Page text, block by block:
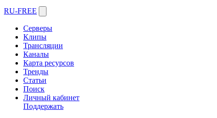
RU-FREE
Серверы
Клипы
Трансляции
Каналы
Карта ресурсов
Тренды
Статьи
Поиск
Личный кабинет
Поддержать